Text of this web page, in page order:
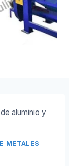
aluminio y
METALES